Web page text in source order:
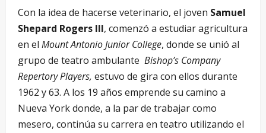
Con la idea de hacerse veterinario, el joven Samuel
Shepard Rogers III, comenzó a estudiar agricultura
en el Mount Antonio Junior College, donde se unió al
grupo de teatro ambulante Bishop’s Company
Repertory Players, estuvo de gira con ellos durante
1962 y 63. A los 19 años emprende su camino a
Nueva York donde, a la par de trabajar como
mesero, continúa su carrera en teatro utilizando el